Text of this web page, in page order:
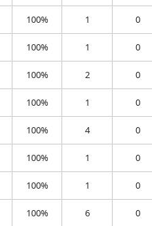
100% 1 0
100% 1 0
100% 2 0
100% 1 0
100% 4 0
100% 1 0
100% 1 0
100% 6 0